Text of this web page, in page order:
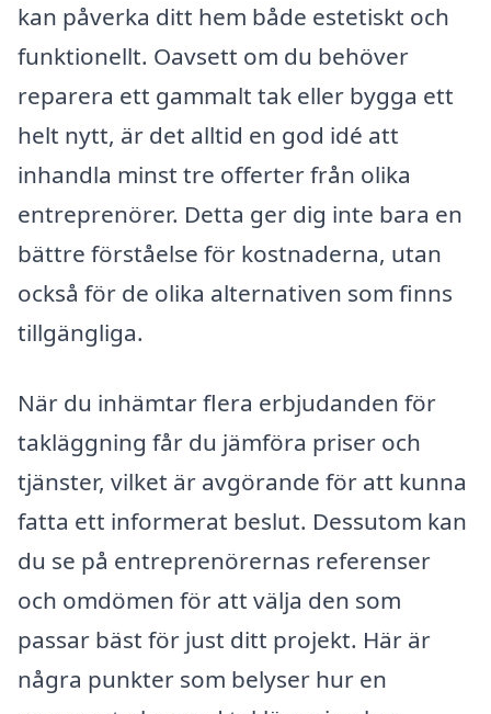
kan påverka ditt hem både estetiskt och
funktionellt. Oavsett om du behöver
reparera ett gammalt tak eller bygga ett
helt nytt, är det alltid en god idé att
inhandla minst tre offerter från olika
entreprenörer. Detta ger dig inte bara en
bättre förståelse för kostnaderna, utan
också för de olika alternativen som finns
tillgängliga.
När du inhämtar flera erbjudanden för
takläggning får du jämföra priser och
tjänster, vilket är avgörande för att kunna
fatta ett informerat beslut. Dessutom kan
du se på entreprenörernas referenser
och omdömen för att välja den som
passar bäst för just ditt projekt. Här är
några punkter som belyser hur en